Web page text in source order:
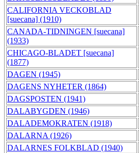
CALIFORNIA VECKOBLAD
[suecana] (1910)
CANADA-TIDNINGEN [suecana]
(1933)
CHICAGO-BLADET [suecana]
(1877)
DAGEN (1945)
DAGENS NYHETER (1864)
DAGSPOSTEN (1941)
DALABYGDEN (1946)
DALADEMOKRATEN (1918)
DALARNA (1926)
DALARNES FOLKBLAD (1940)